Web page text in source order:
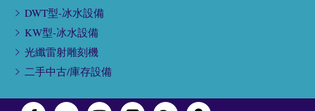
DWT型-冰水設備
KW型-冰水設備
光纖雷射雕刻機
二手中古/庫存設備